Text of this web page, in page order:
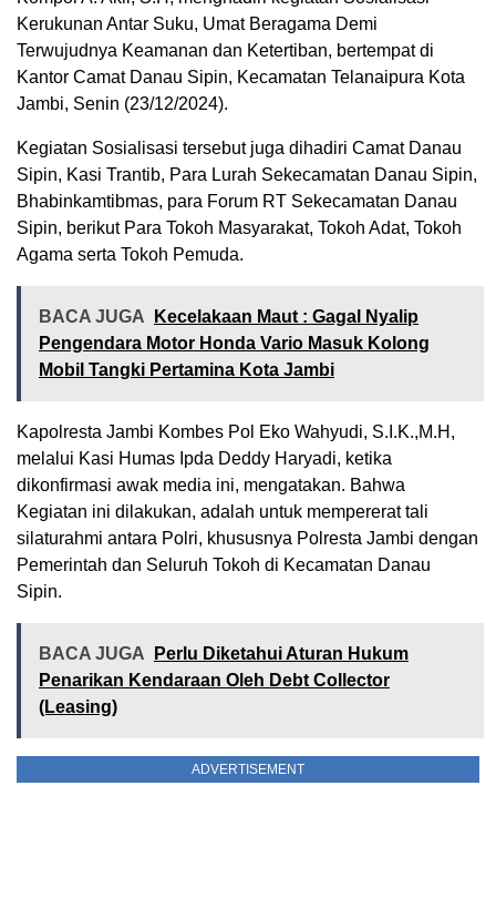
Kerukunan Antar Suku, Umat Beragama Demi
Terwujudnya Keamanan dan Ketertiban, bertempat di
Kantor Camat Danau Sipin, Kecamatan Telanaipura Kota
Jambi, Senin (23/12/2024).
Kegiatan Sosialisasi tersebut juga dihadiri Camat Danau
Sipin, Kasi Trantib, Para Lurah Sekecamatan Danau Sipin,
Bhabinkamtibmas, para Forum RT Sekecamatan Danau
Sipin, berikut Para Tokoh Masyarakat, Tokoh Adat, Tokoh
Agama serta Tokoh Pemuda.
BACA JUGA
Kecelakaan Maut : Gagal Nyalip
Pengendara Motor Honda Vario Masuk Kolong
Mobil Tangki Pertamina Kota Jambi
Kapolresta Jambi Kombes Pol Eko Wahyudi, S.I.K.,M.H,
melalui Kasi Humas Ipda Deddy Haryadi, ketika
dikonfirmasi awak media ini, mengatakan. Bahwa
Kegiatan ini dilakukan, adalah untuk mempererat tali
silaturahmi antara Polri, khususnya Polresta Jambi dengan
Pemerintah dan Seluruh Tokoh di Kecamatan Danau
Sipin.
BACA JUGA
Perlu Diketahui Aturan Hukum
Penarikan Kendaraan Oleh Debt Collector
(Leasing)
ADVERTISEMENT